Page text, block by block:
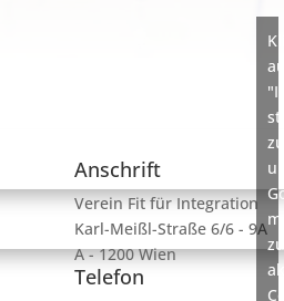
Anschrift
Verein Fit für Integration
Karl-Meißl-Straße 6/6 - 9A
A - 1200 Wien
Telefon
auf
um
zu